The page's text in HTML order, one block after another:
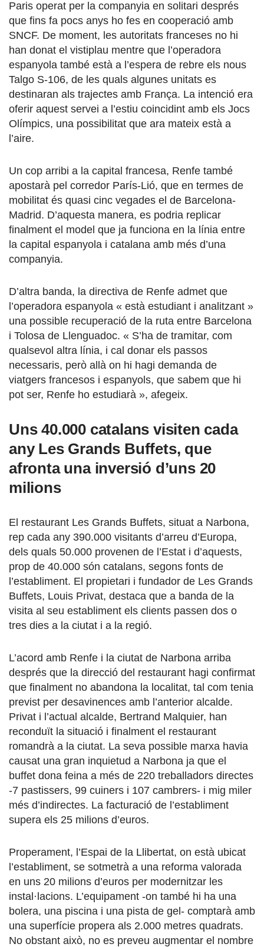
Paris operat per la companyia en solitari després
que fins fa pocs anys ho fes en cooperació amb
SNCF. De moment, les autoritats franceses no hi
han donat el vistiplau mentre que l’operadora
espanyola també està a l’espera de rebre els nous
Talgo S-106, de les quals algunes unitats es
destinaran als trajectes amb França. La intenció era
oferir aquest servei a l’estiu coincidint amb els Jocs
Olímpics, una possibilitat que ara mateix està a
l’aire.
Un cop arribi a la capital francesa, Renfe també
apostarà pel corredor París-Lió, que en termes de
mobilitat és quasi cinc vegades el de Barcelona-
Madrid. D’aquesta manera, es podria replicar
finalment el model que ja funciona en la línia entre
la capital espanyola i catalana amb més d’una
companyia.
D’altra banda, la directiva de Renfe admet que
l’operadora espanyola « està estudiant i analitzant »
una possible recuperació de la ruta entre Barcelona
i Tolosa de Llenguadoc. « S’ha de tramitar, com
qualsevol altra línia, i cal donar els passos
necessaris, però allà on hi hagi demanda de
viatgers francesos i espanyols, que sabem que hi
pot ser, Renfe ho estudiarà », afegeix.
Uns 40.000 catalans visiten cada
any Les Grands Buffets, que
afronta una inversió d’uns 20
milions
El restaurant Les Grands Buffets, situat a Narbona,
rep cada any 390.000 visitants d’arreu d’Europa,
dels quals 50.000 provenen de l’Estat i d’aquests,
prop de 40.000 són catalans, segons fonts de
l’establiment. El propietari i fundador de Les Grands
Buffets, Louis Privat, destaca que a banda de la
visita al seu establiment els clients passen dos o
tres dies a la ciutat i a la regió.
L’acord amb Renfe i la ciutat de Narbona arriba
després que la direcció del restaurant hagi confirmat
que finalment no abandona la localitat, tal com tenia
previst per desavinences amb l’anterior alcalde.
Privat i l’actual alcalde, Bertrand Malquier, han
reconduït la situació i finalment el restaurant
romandrà a la ciutat. La seva possible marxa havia
causat una gran inquietud a Narbona ja que el
buffet dona feina a més de 220 treballadors directes
-7 pastissers, 99 cuiners i 107 cambrers- i mig miler
més d’indirectes. La facturació de l’establiment
supera els 25 milions d’euros.
Properament, l’Espai de la Llibertat, on està ubicat
l’establiment, se sotmetrà a una reforma valorada
en uns 20 milions d’euros per modernitzar les
instal·lacions. L’equipament -on també hi ha una
bolera, una piscina i una pista de gel- comptarà amb
una superfície propera als 2.000 metres quadrats.
No obstant això, no es preveu augmentar el nombre